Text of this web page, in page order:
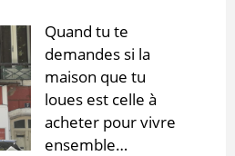
Quand tu te
demandes si la
maison que tu
loues est celle à
acheter pour vivre
ensemble…